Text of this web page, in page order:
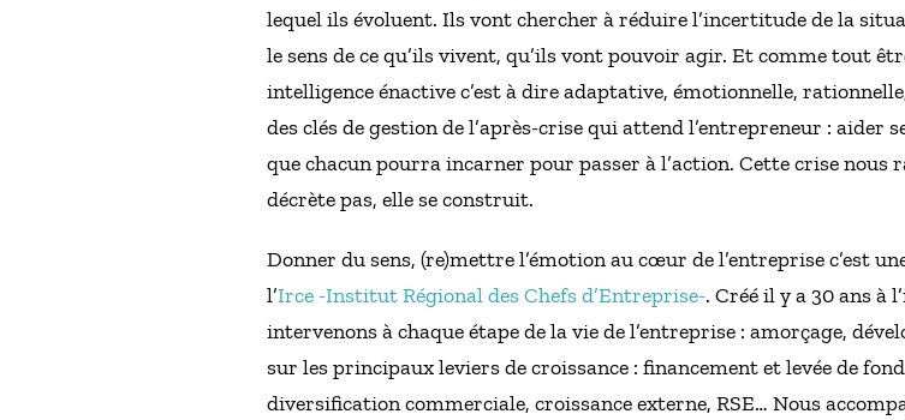
lequel ils évoluent. Ils vont chercher à réduire l’incertitude de la
le sens de ce qu’ils vivent, qu’ils vont pouvoir agir. Et comme tout
intelligence énactive c’est à dire adaptative, émotionnelle,
des clés de gestion de l’après-crise qui attend l’entrepreneur : aider
que chacun pourra incarner pour passer à l’action. Cette crise
décrète pas, elle se construit.
Donner du sens, (re)mettre l’émotion au cœur de l’entreprise c’est
l’Irce -Institut Régional des Chefs d’Entreprise-. Créé il y a 30 ans à
intervenons à chaque étape de la vie de l’entreprise : amorçage,
sur les principaux leviers de croissance : financement et levée de
diversification commerciale, croissance externe, RSE… Nous